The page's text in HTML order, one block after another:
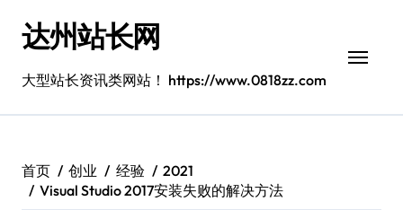
达州站长网
大型站长资讯类网站！ https://www.0818zz.com
首页 创业 经验
2021
Visual Studio 2017安装失败的解决方法